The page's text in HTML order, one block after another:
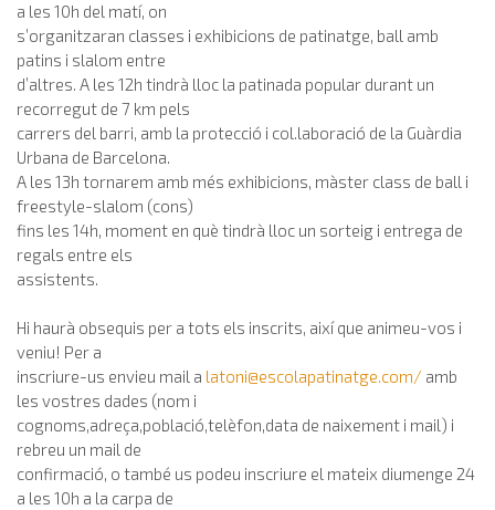
a les 10h del matí, on
s’organitzaran classes i exhibicions de patinatge, ball amb
patins i slalom entre
d’altres. A les 12h tindrà lloc la patinada popular durant un
recorregut de 7 km pels
carrers del barri, amb la protecció i col.laboració de la Guàrdia
Urbana de Barcelona.
A les 13h tornarem amb més exhibicions, màster class de ball i
freestyle-slalom (cons)
fins les 14h, moment en què tindrà lloc un sorteig i entrega de
regals entre els
assistents.
Hi haurà obsequis per a tots els inscrits, així que animeu-vos i
veniu! Per a
inscriure-us envieu mail a latoni@escolapatinatge.com/ amb
les vostres dades (nom i
cognoms,adreça,població,telèfon,data de naixement i mail) i
rebreu un mail de
confirmació, o també us podeu inscriure el mateix diumenge 24
a les 10h a la carpa de